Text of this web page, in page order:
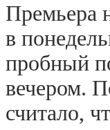
Премьера
в
пробный
вечером.
считало,